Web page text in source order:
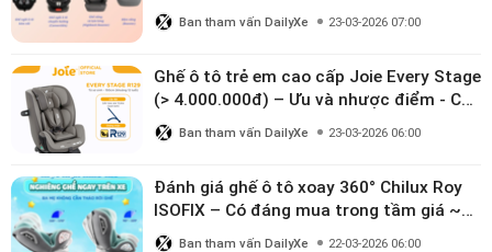
Ban tham vấn DailyXe 23-03-2026 07:00
Ghế ô tô trẻ em cao cấp Joie Every Stage
(> 4.000.000đ) – Ưu và nhược điểm - Có
đáng đầu tư cho bé từ 0–12 tuổi?
Ban tham vấn DailyXe 23-03-2026 06:00
Đánh giá ghế ô tô xoay 360° Chilux Roy
ISOFIX – Có đáng mua trong tầm giá ~3
triệu
Ban tham vấn DailyXe 22-03-2026 06:00